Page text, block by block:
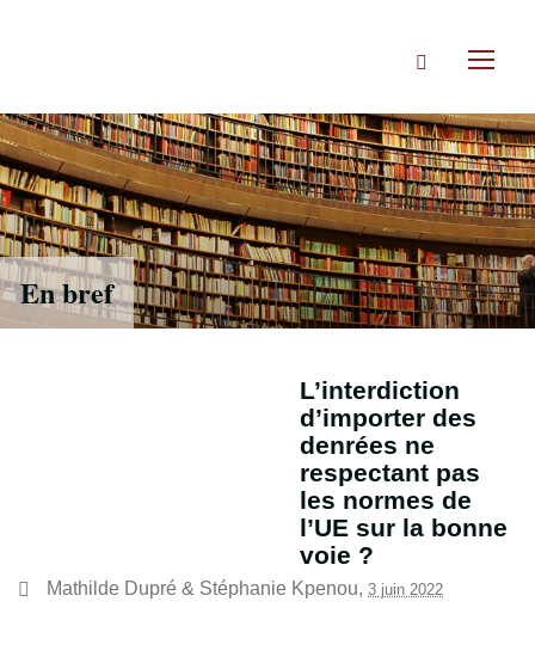
Rechercher
En bref
L’interdiction
d’importer des
denrées ne
respectant pas
les normes de
l’UE sur la bonne
voie ?
Mathilde Dupré & Stéphanie Kpenou, 3 juin 2022